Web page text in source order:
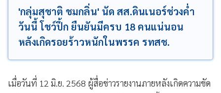
'กลุ่มสุชาติ ชมกลิ่น' นัด สส.ดินเนอร์ช่วงค่ำ
วันนี้ โชว์ปึ้ก ยืนยันมีครบ 18 คนแน่นอน
หลังเกิดรอยร้าวหนักในพรรค รทสช.
เมื่อวันที่ 12 มิ.ย. 2568 ผู้สื่อข่าวรายงานภายหลังเกิดความขัด